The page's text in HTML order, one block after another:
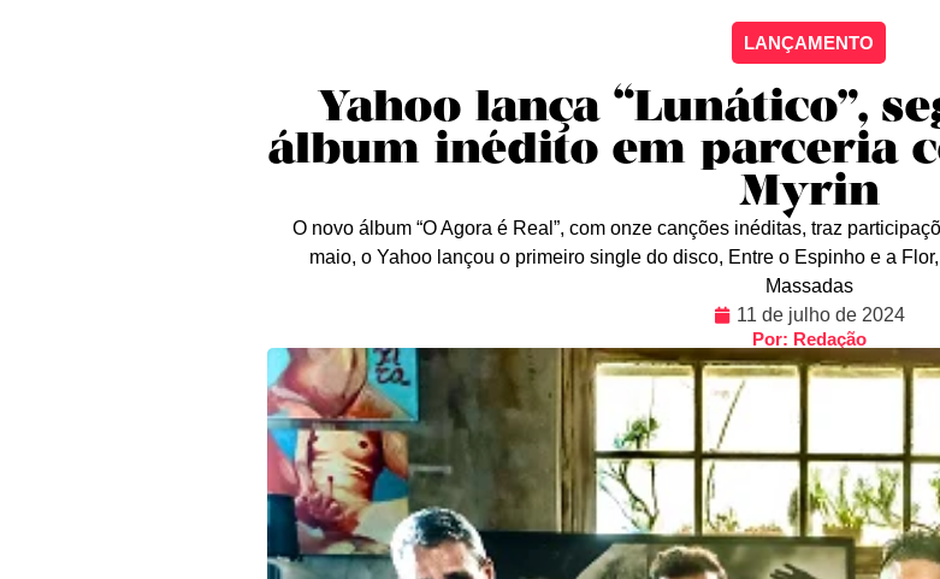
LANÇAMENTO
Yahoo lança “Lunático”,
álbum inédito em parceria
Myrin
O novo álbum “O Agora é Real”, com onze canções inéditas, traz
maio, o Yahoo lançou o primeiro single do disco, Entre o Espinho e a
Massadas
11 de julho de 2024
Por: Redação